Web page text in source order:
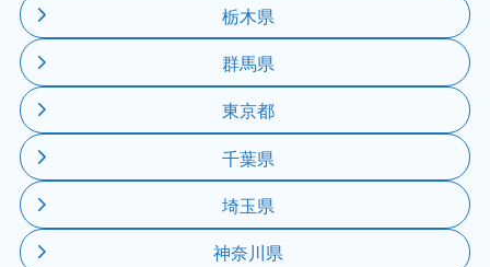
栃木県
群馬県
東京都
千葉県
埼玉県
神奈川県